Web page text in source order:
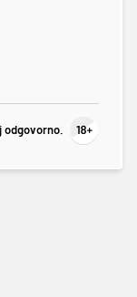
odgovorno.